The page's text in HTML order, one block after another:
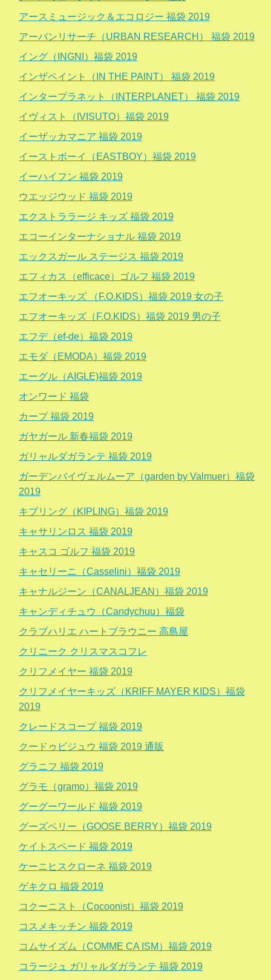
アースミュージック＆エコロジー 福袋 2019
アーバンリサーチ（URBAN RESEARCH） 福袋 2019
イング（INGNI）福袋 2019
インザペイント（IN THE PAINT） 福袋 2019
インタープラネット（INTERPLANET） 福袋 2019
イヴィスト（IVISUTO）福袋 2019
イーザッカマニア 福袋 2019
イーストボーイ（EASTBOY）福袋 2019
イーハイフン 福袋 2019
ウエッジウッド 福袋 2019
エクストララージ キッズ 福袋 2019
エコーインターナショナル 福袋 2019
エックスガール ステージス 福袋 2019
エフィカス（efficace）ゴルフ 福袋 2019
エフオーキッズ （F.O.KIDS）福袋 2019 女の子
エフオーキッズ（F.O.KIDS）福袋 2019 男の子
エフデ（ef-de）福袋 2019
エモダ（EMODA）福袋 2019
エーグル（AIGLE)福袋 2019
オンワード 福袋
カープ 福袋 2019
ガヤガール 新春福袋 2019
ガリャルダガランテ 福袋 2019
ガーデンバイヴェルムーア（garden by Valmuer）福袋
2019
キプリング（KIPLING）福袋 2019
キャサリンロス 福袋 2019
キャスコ ゴルフ 福袋 2019
キャセリーニ（Casselini）福袋 2019
キャナルジーン（CANALJEAN）福袋 2019
キャンディチュウ（Candychuu）福袋
クラブハリエ ハートブラウニー 高島屋
クリニーク クリスマスコフレ
クリフメイヤー 福袋 2019
クリフメイヤーキッズ（KRIFF MAYER KIDS）福袋
2019
クレードスコープ 福袋 2019
クードゥビジュウ 福袋 2019 通販
グラニフ 福袋 2019
グラモ（gramo）福袋 2019
グーグーワールド 福袋 2019
グーズベリー（GOOSE BERRY）福袋 2019
ケイトスペード 福袋 2019
ケーニヒスクローネ 福袋 2019
ゲキクロ 福袋 2019
コクーニスト（Cocoonist）福袋 2019
コスメキッチン 福袋 2019
コムサイズム（COMME CA ISM）福袋 2019
コラージュ ガリャルダガランテ 福袋 2019